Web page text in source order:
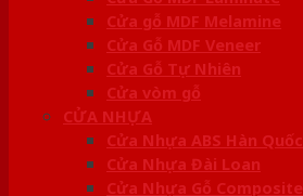
Cửa gỗ MDF Melamine
Cửa Gỗ MDF Veneer
Cửa Gỗ Tự Nhiên
Cửa vòm gỗ
CỬA NHỰA
Cửa Nhựa ABS Hàn Quốc
Cửa Nhựa Đài Loan
Cửa Nhựa Gỗ Composite